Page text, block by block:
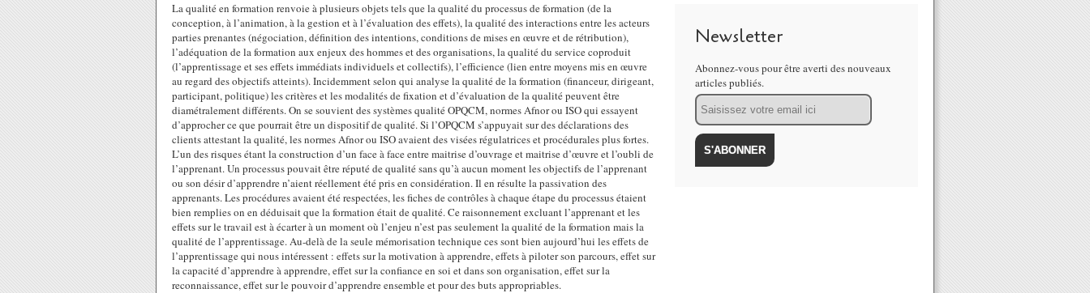
La qualité en formation renvoie à plusieurs objets tels que la qualité du processus de formation (de la
conception, à l’animation, à la gestion et à l’évaluation des effets), la qualité des interactions entre les acteurs
parties prenantes (négociation, définition des intentions, conditions de mises en œuvre et de rétribution),
l’adéquation de la formation aux enjeux des hommes et des organisations, la qualité du service coproduit
(l’apprentissage et ses effets immédiats individuels et collectifs), l’efficience (lien entre moyens mis en œuvre
au regard des objectifs atteints). Incidemment selon qui analyse la qualité de la formation (financeur, dirigeant,
participant, politique) les critères et les modalités de fixation et d’évaluation de la qualité peuvent être
diamétralement différents. On se souvient des systèmes qualité OPQCM, normes Afnor ou ISO qui essayent
d’approcher ce que pourrait être un dispositif de qualité. Si l’OPQCM s’appuyait sur des déclarations des
clients attestant la qualité, les normes Afnor ou ISO avaient des visées régulatrices et procédurales plus fortes.
L’un des risques étant la construction d’un face à face entre maitrise d’ouvrage et maitrise d’œuvre et l’oubli de
l’apprenant. Un processus pouvait être réputé de qualité sans qu’à aucun moment les objectifs de l’apprenant
ou son désir d’apprendre n’aient réellement été pris en considération. Il en résulte la passivation des
apprenants. Les procédures avaient été respectées, les fiches de contrôles à chaque étape du processus étaient
bien remplies on en déduisait que la formation était de qualité. Ce raisonnement excluant l’apprenant et les
effets sur le travail est à écarter à un moment où l’enjeu n’est pas seulement la qualité de la formation mais la
qualité de l’apprentissage. Au-delà de la seule mémorisation technique ces sont bien aujourd’hui les effets de
l’apprentissage qui nous intéressent : effets sur la motivation à apprendre, effets à piloter son parcours, effet sur
la capacité d’apprendre à apprendre, effet sur la confiance en soi et dans son organisation, effet sur la
reconnaissance, effet sur le pouvoir d’apprendre ensemble et pour des buts appropriables.
Newsletter
Abonnez-vous pour être averti des nouveaux
articles publiés.
Email